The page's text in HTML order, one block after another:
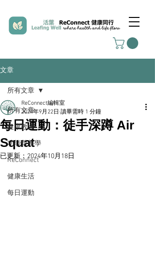
文章
所有文章
健康教練
功能營養學
ReConnect
健康生活
每日運動
所有文章
每日運動：徒手深蹲 Air
Squat
ReConnect編輯室
2024年9月22日 讀畢需時 1 分鐘
已更新： 2024年10月18日